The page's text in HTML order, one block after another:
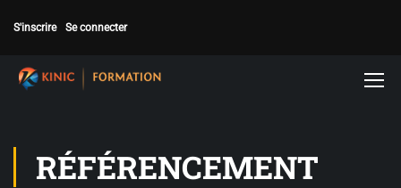
S'inscrire Se connecter
RÉFÉRENCEMENT